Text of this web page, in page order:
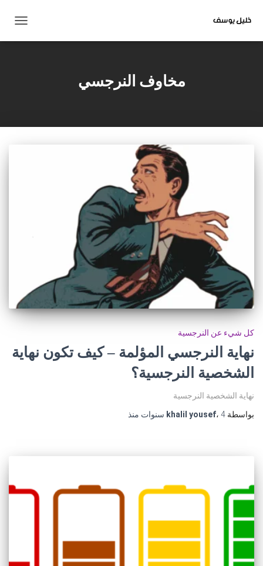
التنقل
مخاوف النرجسي
كل شيء عن النرجسية
نهاية النرجسي المؤلمة – كيف تكون نهاية
الشخصية النرجسية؟
نهاية الشخصية النرجسية
بواسطة
khalil yousef، 4 سنوات منذ